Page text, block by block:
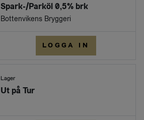
Spark-/Parköl 0,5% brk
Bottenvikens Bryggeri
LOGGA IN
Lager
Ut på Tur